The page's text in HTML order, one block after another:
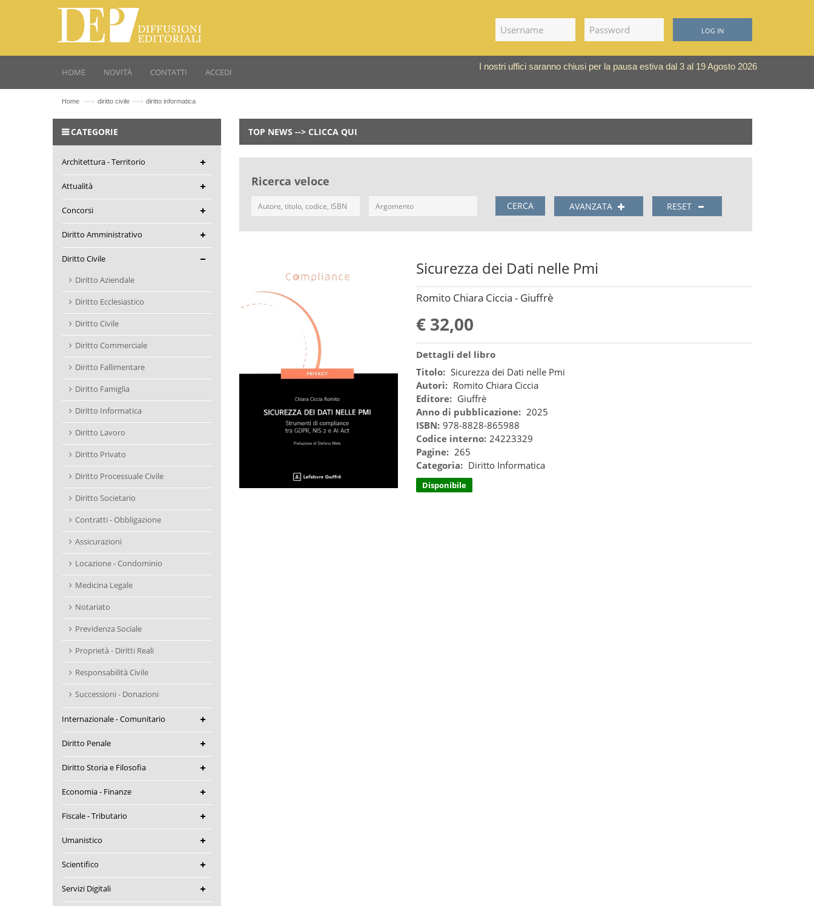
LOG IN
HOME NOVITÀ CONTATTI ACCEDI
I nostri uffici saranno chiusi per la pausa estiva dal 3 al 19 Agosto 2026
Home —› diritto civile —› diritto informatica
TOP NEWS --> CLICCA QUI
Ricerca veloce
CERCA AVANZATA RESET
Sicurezza dei Dati nelle Pmi
Romito Chiara Ciccia - Giuffrè
€ 32,00
Dettagli del libro
Titolo: Sicurezza dei Dati nelle Pmi
Autori: Romito Chiara Ciccia
Editore: Giuffrè
Anno di pubblicazione: 2025
ISBN: 978-8828-865988
Codice interno: 24223329
Pagine: 265
Categoria: Diritto Informatica
Disponibile
CATEGORIE
Architettura - Territorio
Attualità
Concorsi
Diritto Amministrativo
Diritto Civile
Diritto Aziendale
Diritto Ecclesiastico
Diritto Civile
Diritto Commerciale
Diritto Fallimentare
Diritto Famiglia
Diritto Informatica
Diritto Lavoro
Diritto Privato
Diritto Processuale Civile
Diritto Societario
Contratti - Obbligazione
Assicurazioni
Locazione - Condominio
Medicina Legale
Notariato
Previdenza Sociale
Proprietà - Diritti Reali
Responsabilità Civile
Successioni - Donazioni
Internazionale - Comunitario
Diritto Penale
Diritto Storia e Filosofia
Economia - Finanze
Fiscale - Tributario
Umanistico
Scientifico
Servizi Digitali